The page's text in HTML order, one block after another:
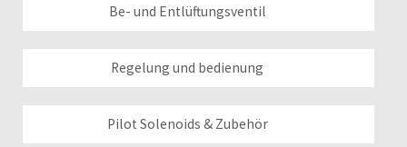
Be- und Entlüftungsventil
Regelung und bedienung
Pilot Solenoids & Zubehör